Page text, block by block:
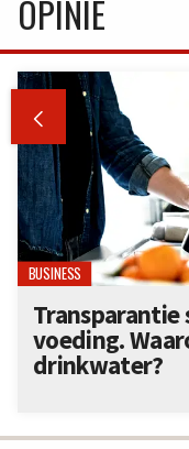
OPINIE

BUSINESS
voeding.
drinkwater?